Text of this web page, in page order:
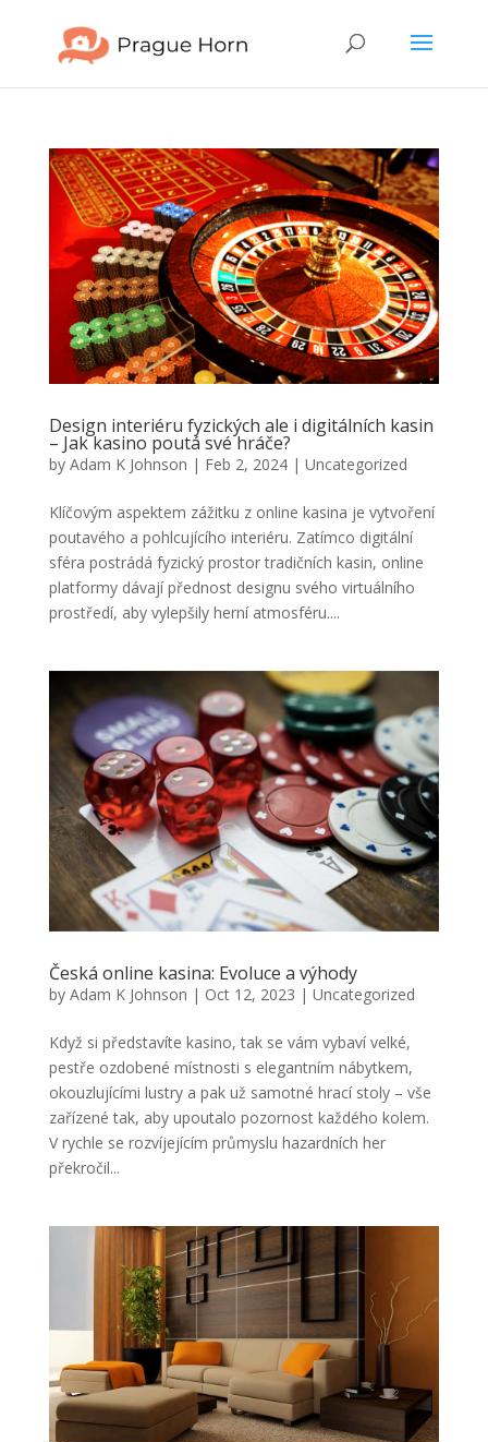
Design interiéru fyzických ale i digitálních kasin
– Jak kasino poutá své hráče?
by Adam K Johnson | Feb 2, 2024| Uncategorized
Klíčovým aspektem zážitku z online kasina je vytvoření
poutavého a pohlcujícího interiéru. Zatímco digitální
sféra postrádá fyzický prostor tradičních kasin, online
platformy dávají přednost designu svého virtuálního
prostředí, aby vylepšily herní atmosféru....
Česká online kasina: Evoluce a výhody
by Adam K Johnson | Oct 12, 2023 | Uncategorized
Když si představíte kasino, tak se vám vybaví velké,
pestře ozdobené místnosti s elegantním nábytkem,
okouzlujícími lustry a pak už samotné hrací stoly – vše
zařízené tak, aby upoutalo pozornost každého kolem.
V rychle se rozvíjejícím průmyslu hazardních her
překročil...